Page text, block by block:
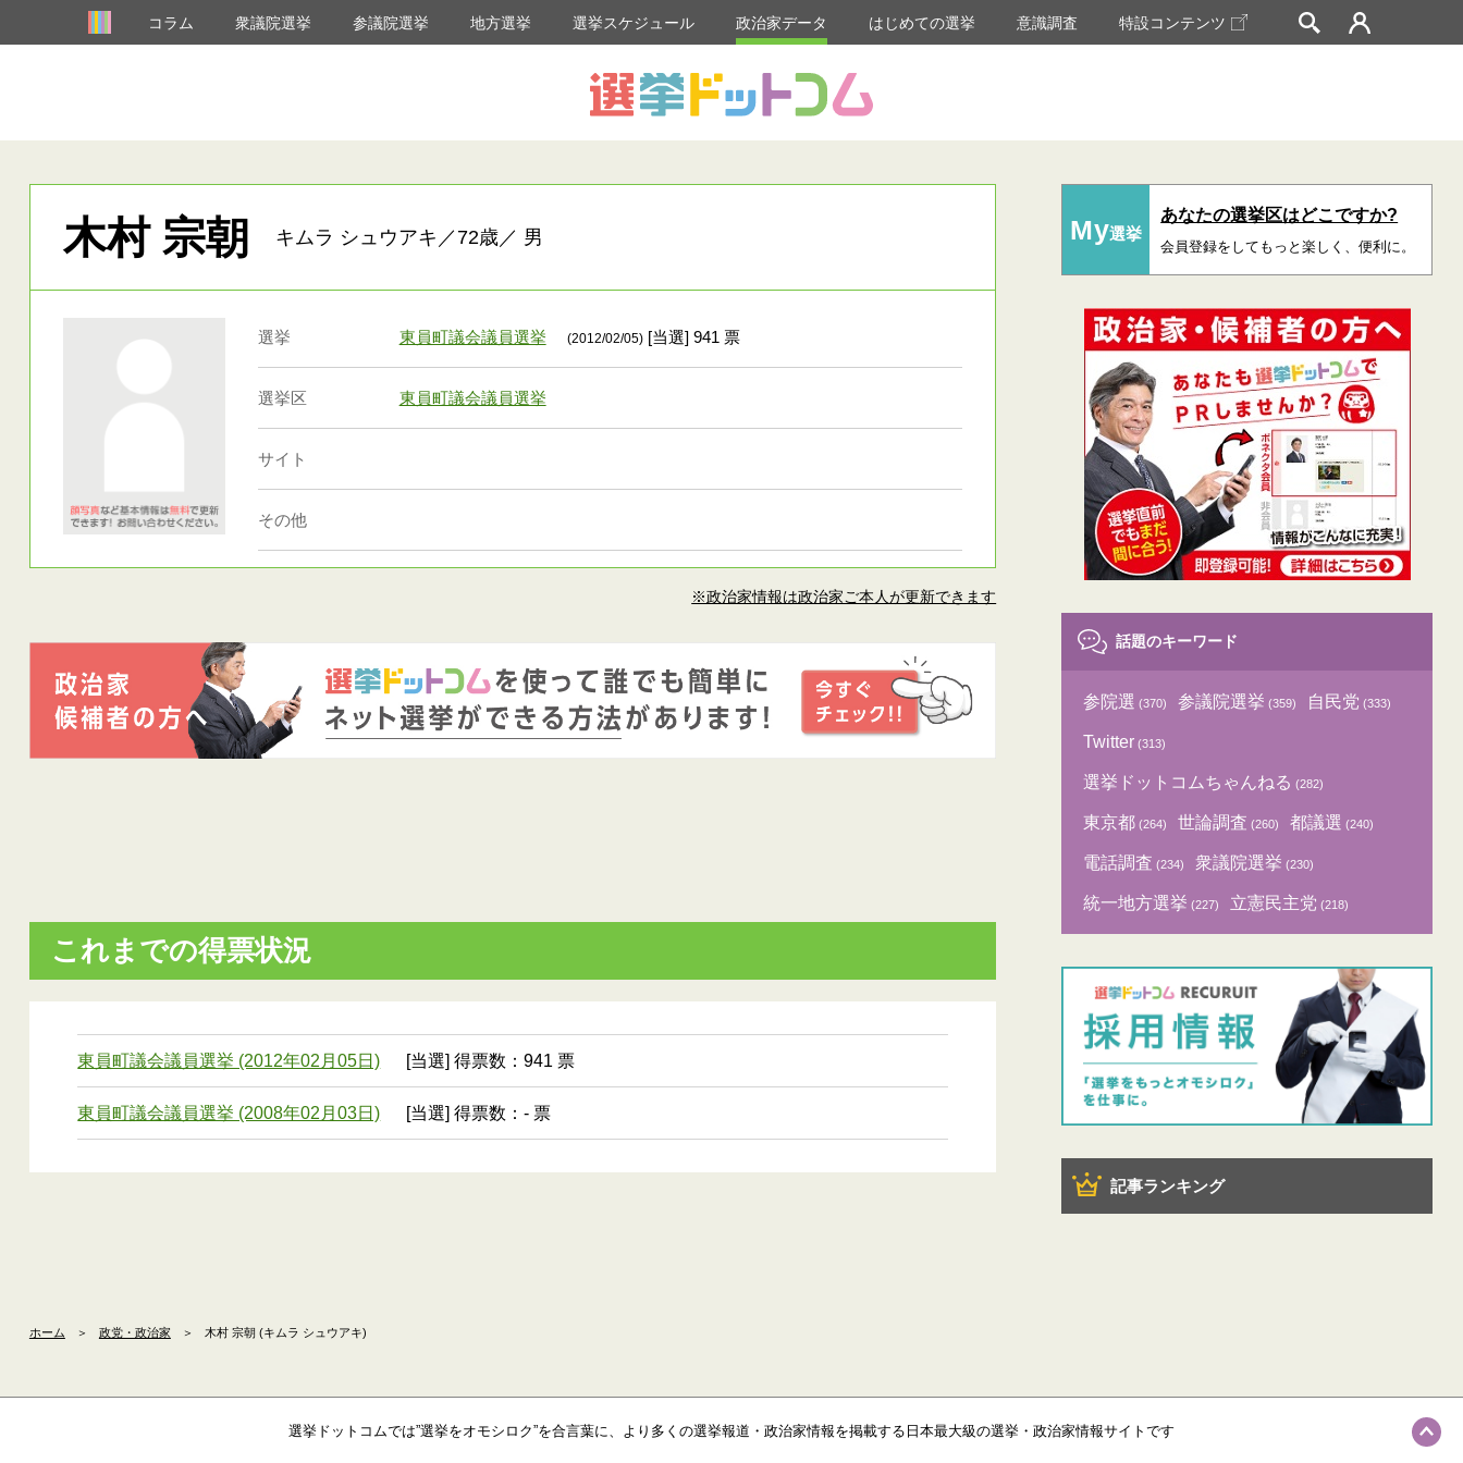
コラム 衆議院選挙 参議院選挙 地方選挙 選挙スケジュール 政治家データ はじめての選挙 意識調査 特設コンテンツ
木村 宗朝 キムラ シュウアキ／72歳／ 男
選挙 東員町議会議員選挙 (2012/02/05)[当選] 941 票
選挙区 東員町議会議員選挙
サイト
その他
※政治家情報は政治家ご本人が更新できます
これまでの得票状況
東員町議会議員選挙 (2012年02月05日) [当選] 得票数：941 票
東員町議会議員選挙 (2008年02月03日) [当選] 得票数：- 票
My選挙
あなたの選挙区はどこですか?
会員登録をしてもっと楽しく、便利に。
話題のキーワード
参院選 (370) 参議院選挙 (359) 自民党 (333)
Twitter (313)
選挙ドットコムちゃんねる (282)
東京都 (264) 世論調査 (260) 都議選 (240)
電話調査 (234) 衆議院選挙 (230)
統一地方選挙 (227) 立憲民主党 (218)
記事ランキング
ホーム ＞ 政党・政治家 ＞ 木村 宗朝 (キムラ シュウアキ)
選挙ドットコムでは”選挙をオモシロク”を合言葉に、より多くの選挙報道・政治家情報を掲載する日本最大級の選挙・政治家情報サイトです